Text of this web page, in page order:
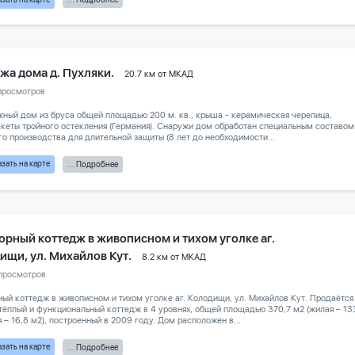
дома д. Пухляки.
20.7 км от МКАД
дом из бруса общей площадью 200 м. кв., крыша - керамическая черепица,
тройного остекления (Германия). Снаружи дом обработан специальным
производства для длительной защиты (8 лет до необходимости...
на карте ... Подробнее
коттедж в живописном и тихом уголке аг.
ул. Михайлов Кут.
8.2 км от МКАД
коттедж в живописном и тихом уголке аг. Колодищи, ул. Михайлов Кут. Продаётся
и функциональный коттедж в 4 уровнях, общей площадью 370,7 м2 (жилая –
– 16,8 м2), построенный в 2009 году. Дом расположен в...
на карте ... Подробнее